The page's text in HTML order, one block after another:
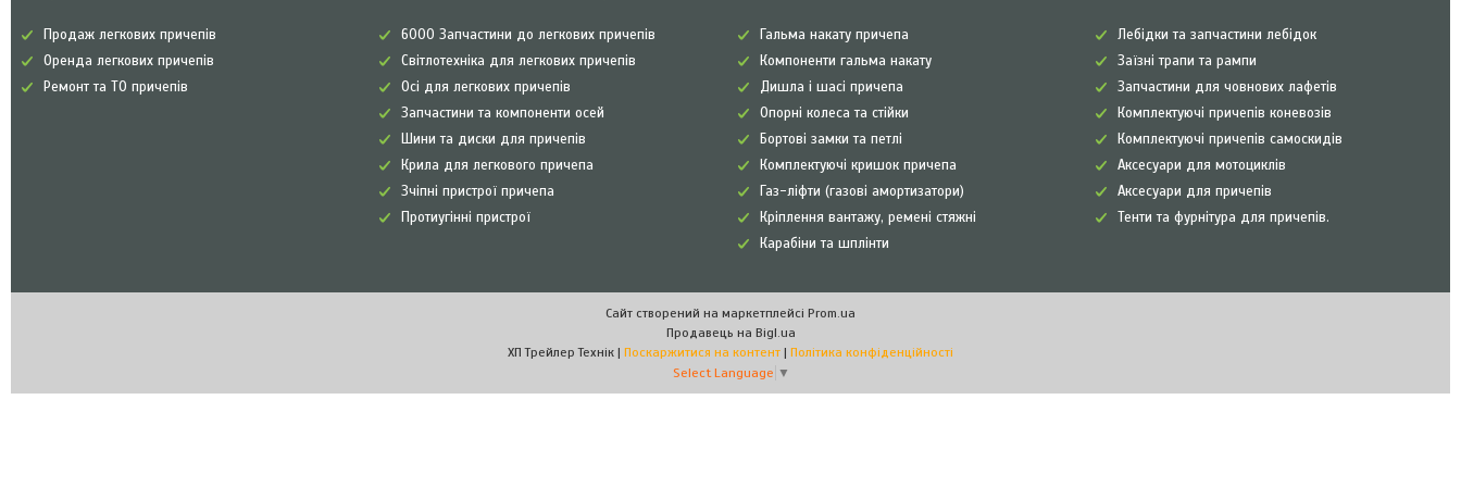
Продаж легкових причепів
Оренда легкових причепів
Ремонт та ТО причепів
6000 Запчастини до легкових причепів
Світлотехніка для легкових причепів
Осі для легкових причепів
Запчастини та компоненти осей
Шини та диски для причепів
Крила для легкового причепа
Зчіпні пристрої причепа
Протиугінні пристрої
Гальма накату причепа
Компоненти гальма накату
Дишла і шасі причепа
Опорні колеса та стійки
Бортові замки та петлі
Комплектуючі кришок причепа
Газ-ліфти (газові амортизатори)
Кріплення вантажу, ремені стяжні
Карабіни та шплінти
Лебідки та запчастини лебідок
Заїзні трапи та рампи
Запчастини для човнових лафетів
Комплектуючі причепів коневозів
Комплектуючі причепів самоскидів
Аксесуари для мотоциклів
Аксесуари для причепів
Тенти та фурнітура для причепів.
Сайт створений на маркетплейсі Prom.ua
Продавець на Bigl.ua
ХП Трейлер Технік | Поскаржитися на контент | Політика конфіденційності
Select Language ▼